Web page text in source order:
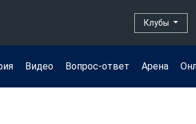
Клубы
Видео Вопрос-ответ Арена